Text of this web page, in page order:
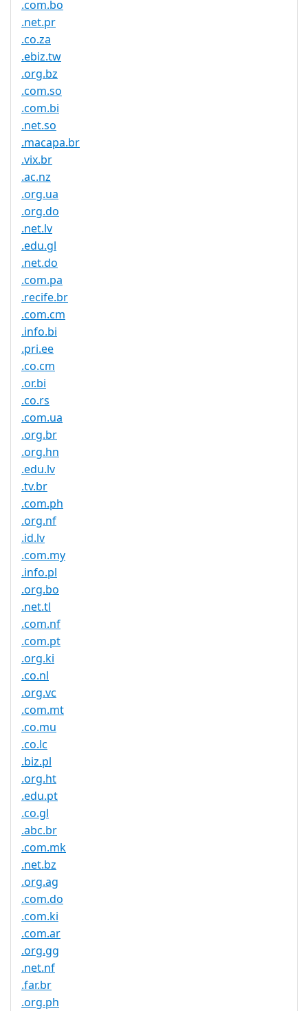
.com.bo
.net.pr
.co.za
.ebiz.tw
.org.bz
.com.so
.com.bi
.net.so
.macapa.br
.vix.br
.ac.nz
.org.ua
.org.do
.net.lv
.edu.gl
.net.do
.com.pa
.recife.br
.com.cm
.info.bi
.pri.ee
.co.cm
.or.bi
.co.rs
.com.ua
.org.br
.org.hn
.edu.lv
.tv.br
.com.ph
.org.nf
.id.lv
.com.my
.info.pl
.org.bo
.net.tl
.com.nf
.com.pt
.org.ki
.co.nl
.org.vc
.com.mt
.co.mu
.co.lc
.biz.pl
.org.ht
.edu.pt
.co.gl
.abc.br
.com.mk
.net.bz
.org.ag
.com.do
.com.ki
.com.ar
.org.gg
.net.nf
.far.br
.org.ph